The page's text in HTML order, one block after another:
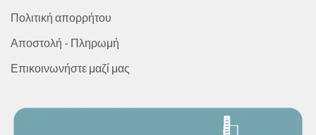
Πολιτική απορρήτου
Αποστολή - Πληρωμή
Επικοινωνήστε μαζί μας